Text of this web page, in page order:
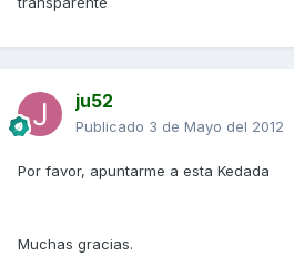
ju52
Publicado 3 de Mayo del 2012
Por favor, apuntarme a esta Kedada
Muchas gracias.